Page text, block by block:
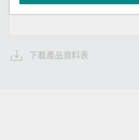
下載產品資料表